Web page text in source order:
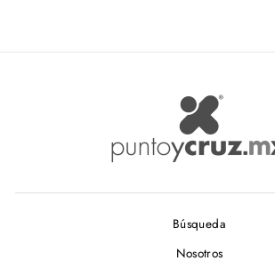
Búsqueda
Nosotros